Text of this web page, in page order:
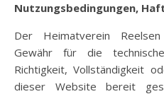
Nutzungsbedingungen,
Der Heimatverein
Gewähr für die
Richtigkeit, Vollständigkeit
dieser Website bereit